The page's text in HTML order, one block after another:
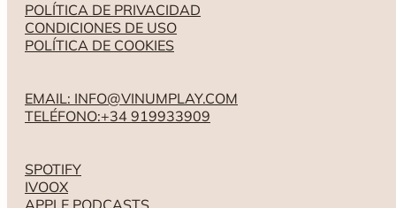
POLÍTICA DE PRIVACIDAD
CONDICIONES DE USO
POLÍTICA DE COOKIES
EMAIL: INFO@VINUMPLAY.COM
TELÉFONO:+34 919933909
SPOTIFY
IVOOX